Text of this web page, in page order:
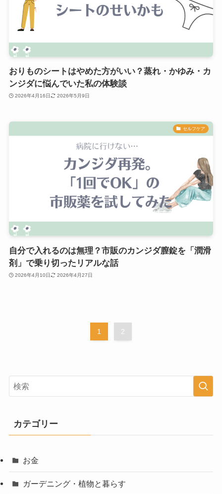
おりものシートはやめた方がいい？蒸れ・かゆみ・カ
ンジダに悩んでいた私の体験談
2026年4月16日 2026年5月9日
セルフケア
自分で入れるのは無理？市販のカンジダ膣錠を「潤滑
剤」で乗り切ったリアルな話
2026年4月10日 2026年4月27日
1 2
カテゴリー
お金
ガーデニング・植物と暮らす